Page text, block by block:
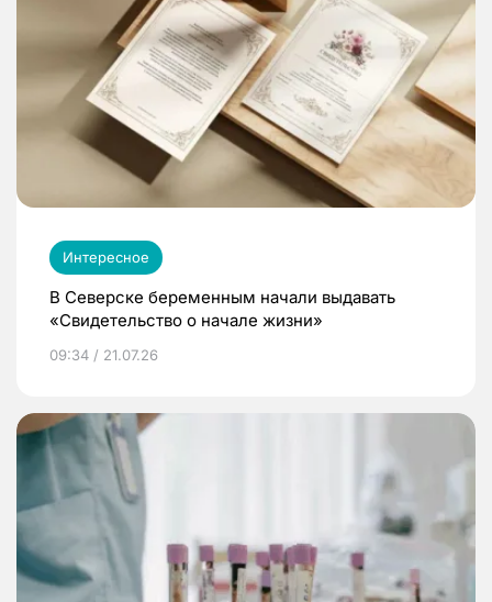
Интересное
В Северске беременным начали выдавать
«Свидетельство о начале жизни»
09:34 / 21.07.26